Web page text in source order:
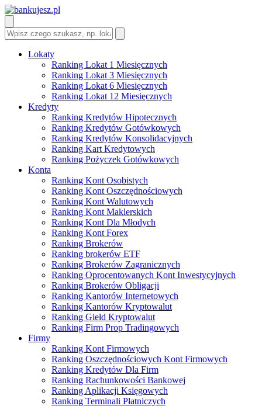
Lokaty
Ranking Lokat 1 Miesięcznych
Ranking Lokat 3 Miesięcznych
Ranking Lokat 6 Miesięcznych
Ranking Lokat 12 Miesięcznych
Kredyty
Ranking Kredytów Hipotecznych
Ranking Kredytów Gotówkowych
Ranking Kredytów Konsolidacyjnych
Ranking Kart Kredytowych
Ranking Pożyczek Gotówkowych
Konta
Ranking Kont Osobistych
Ranking Kont Oszczędnościowych
Ranking Kont Walutowych
Ranking Kont Maklerskich
Ranking Kont Dla Młodych
Ranking Kont Forex
Ranking Brokerów
Ranking brokerów ETF
Ranking Brokerów Zagranicznych
Ranking Oprocentowanych Kont Inwestycyjnych
Ranking Brokerów Obligacji
Ranking Kantorów Internetowych
Ranking Kantorów Kryptowalut
Ranking Giełd Kryptowalut
Ranking Firm Prop Tradingowych
Firmy
Ranking Kont Firmowych
Ranking Oszczędnościowych Kont Firmowych
Ranking Kredytów Dla Firm
Ranking Rachunkowości Bankowej
Ranking Aplikacji Księgowych
Ranking Terminali Płatniczych